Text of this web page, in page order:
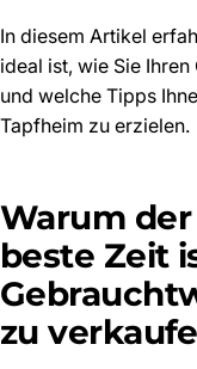
In diesem Artikel
ideal ist, wie Sie
und welche Tipps
Tapfheim zu erzielen.
Warum
beste Zeit
zu